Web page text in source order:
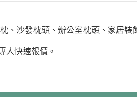
、沙發枕頭、辦公室枕頭、家居裝
人快速報價。